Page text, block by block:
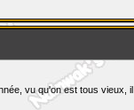
vu qu'on est tous